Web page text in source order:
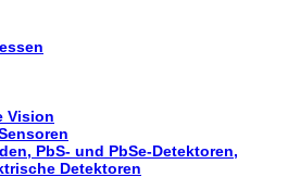
Vision
PbS- und PbSe-Detektoren,
Detektoren